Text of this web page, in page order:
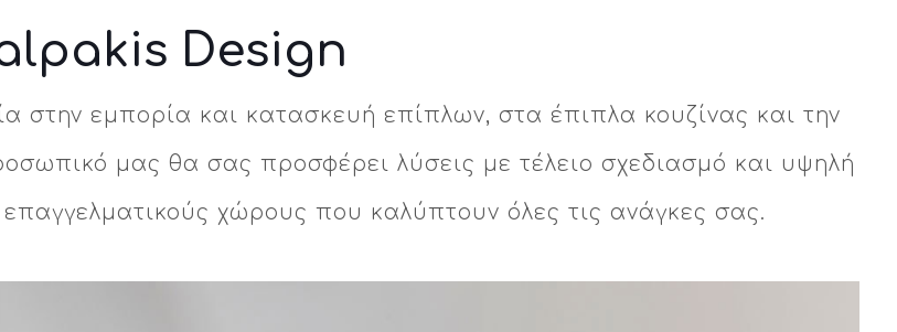
Design
στην εμπορία και κατασκευή επίπλων, στα έπιπλα κουζίνας και την
μας θα σας προσφέρει λύσεις με τέλειο σχεδιασμό και υψηλή
χώρους που καλύπτουν όλες τις ανάγκες σας.